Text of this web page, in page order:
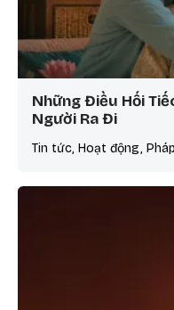
Những Điều Hối
Người Ra Đi
Tin tức, Hoạt động,